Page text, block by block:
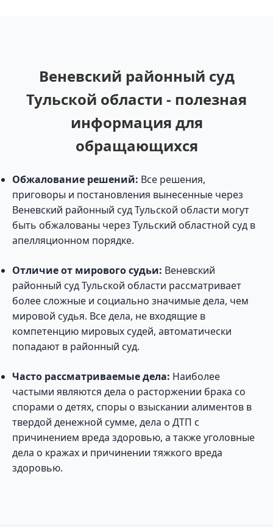
Веневский районный суд
Тульской области - полезная
информация для
обращающихся
Обжалование решений: Все решения,
приговоры и постановления вынесенные через
Веневский районный суд Тульской области могут
быть обжалованы через Тульский областной суд в
апелляционном порядке.
Отличие от мирового судьи: Веневский
районный суд Тульской области рассматривает
более сложные и социально значимые дела, чем
мировой судья. Все дела, не входящие в
компетенцию мировых судей, автоматически
попадают в районный суд.
Часто рассматриваемые дела: Наиболее
частыми являются дела о расторжении брака со
спорами о детях, споры о взыскании алиментов в
твердой денежной сумме, дела о ДТП с
причинением вреда здоровью, а также уголовные
дела о кражах и причинении тяжкого вреда
здоровью.